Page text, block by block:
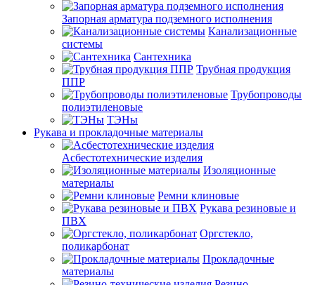
Запорная арматура подземного исполнения
Канализационные
системы
Сантехника
Трубная продукция
ППР
Трубопроводы
полиэтиленовые
ТЭНы
Рукава и прокладочные материалы
Асбестотехнические изделия
Изоляционные
материалы
Ремни клиновые
Рукава резиновые и
ПВХ
Оргстекло,
поликарбонат
Прокладочные
материалы